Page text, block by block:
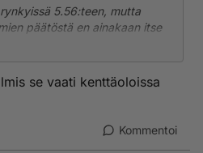
5.56:teen, mutta
päätöstä en ainakaan itse
koekäytössä yksiköissä,
kaliiperihan on se tuttu ja
mahdollinen kaliiperinvaihto
se vaati kenttäoloissa
Kommentoi